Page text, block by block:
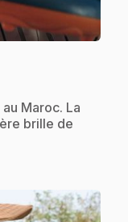
Maroc. La
brille de